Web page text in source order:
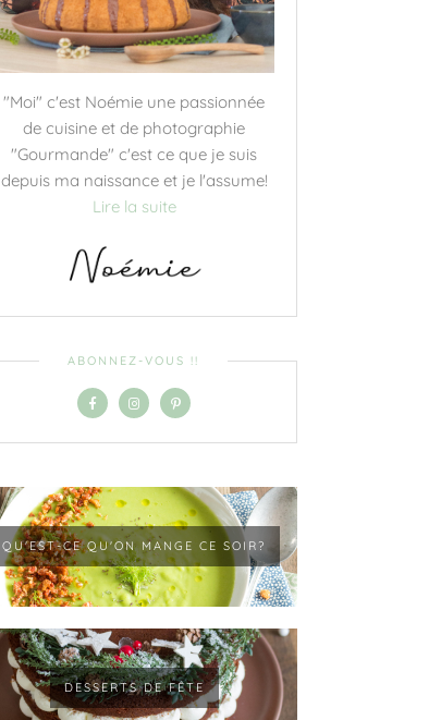
"Moi" c'est Noémie une passionnée
de cuisine et de photographie
"Gourmande" c'est ce que je suis
depuis ma naissance et je l'assume!
Lire la suite
ABONNEZ-VOUS !!
QU'EST-CE QU'ON MANGE CE SOIR?
DESSERTS DE FÊTE